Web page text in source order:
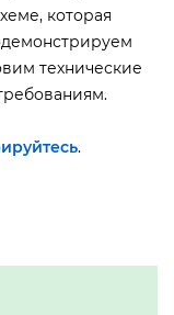
которая
технические
.